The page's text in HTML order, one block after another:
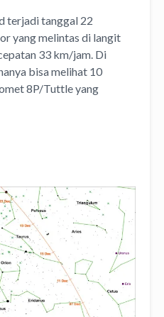
terjadi tanggal 22
yang melintas di langit
33 km/jam. Di
bisa melihat 10
8P/Tuttle yang